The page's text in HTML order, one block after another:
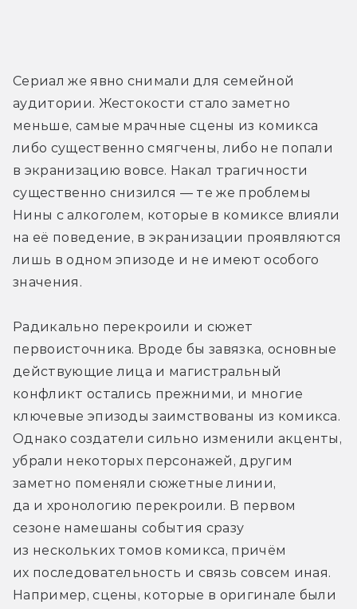
Сериал же явно снимали для семейной
аудитории. Жестокости стало заметно
меньше, самые мрачные сцены из комикса
либо существенно смягчены, либо не попали
в экранизацию вовсе. Накал трагичности
существенно снизился — те же проблемы
Нины с алкоголем, которые в комиксе влияли
на её поведение, в экранизации проявляются
лишь в одном эпизоде и не имеют особого
значения.
Радикально перекроили и сюжет
первоисточника. Вроде бы завязка, основные
действующие лица и магистральный
конфликт остались прежними, и многие
ключевые эпизоды заимствованы из комикса.
Однако создатели сильно изменили акценты,
убрали некоторых персонажей, другим
заметно поменяли сюжетные линии,
да и хронологию перекроили. В первом
сезоне намешаны события сразу
из нескольких томов комикса, причём
их последовательность и связь совсем иная.
Например, сцены, которые в оригинале были